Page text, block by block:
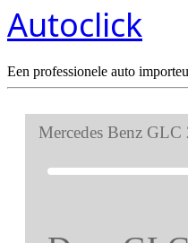
Autoclick
Een professionele auto
Mercedes Benz